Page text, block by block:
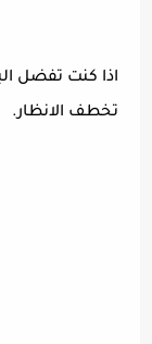
اذا كنت تفضل
تخطف الانظار.